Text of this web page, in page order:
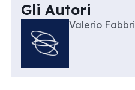
Gli Autori
Valerio Fabbri